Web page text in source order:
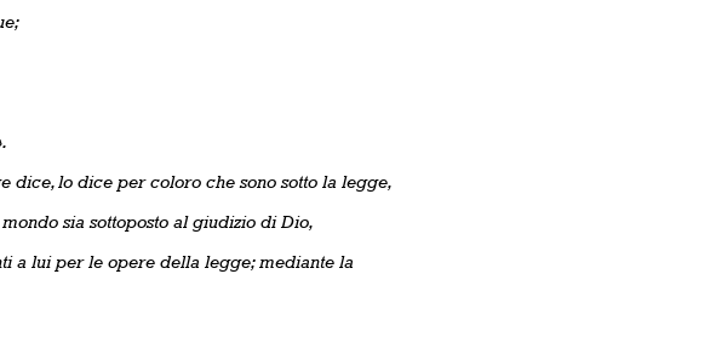
lo dice per coloro che sono sotto la legge,
sia sottoposto al giudizio di Dio,
a lui per le opere della legge; mediante la